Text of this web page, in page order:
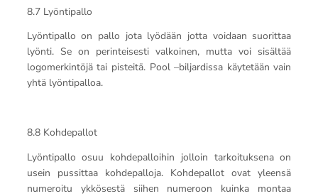
8.7 Lyöntipallo
Lyöntipallo on pallo jota lyödään jotta voidaan suorittaa
lyönti. Se on perinteisesti valkoinen, mutta voi sisältää
logomerkintöjä tai pisteitä. Pool –biljardissa käytetään vain
yhtä lyöntipalloa.
8.8 Kohdepallot
Lyöntipallo osuu kohdepalloihin jolloin tarkoituksena on
usein pussittaa kohdepalloja. Kohdepallot ovat yleensä
numeroitu ykkösestä siihen numeroon kuinka montaa